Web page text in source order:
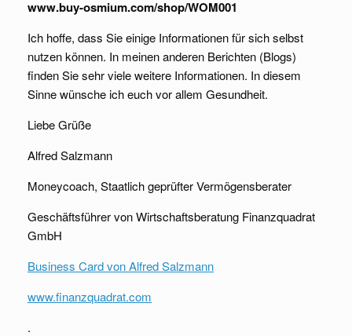
www.buy-osmium.com/shop/WOM001
Ich hoffe, dass Sie einige Informationen für sich selbst
nutzen können. In meinen anderen Berichten (Blogs)
finden Sie sehr viele weitere Informationen. In diesem
Sinne wünsche ich euch vor allem Gesundheit.
Liebe Grüße
Alfred Salzmann
Moneycoach, Staatlich geprüfter Vermögensberater
Geschäftsführer von Wirtschaftsberatung Finanzquadrat
GmbH
Business Card von Alfred Salzmann
www.finanzquadrat.com
.